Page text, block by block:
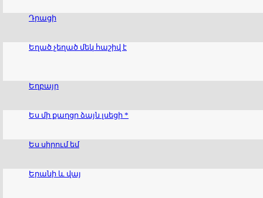
Դրացի
Եղած չեղած մեկ հաշիվ է
Եղբայր
Ես մի քաղցր ձայն լսեցի *
Ես սիրում եմ
Երանի և վայ